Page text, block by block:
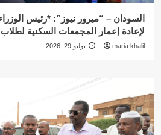
السودان – “ميرور نيوز”: *رئيس الوزراء
لإعادة إعمار المجمعات السكنية
maria khalil يوليو 29, 2026